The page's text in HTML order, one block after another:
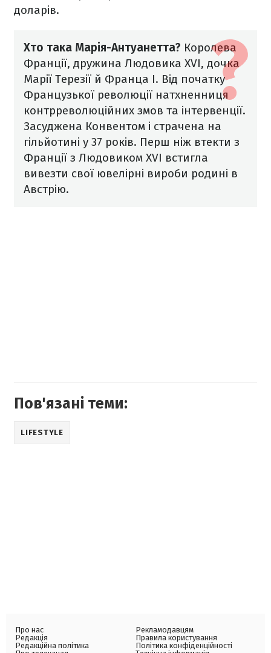
доларів.
Хто така Марія-Антуанетта? Королева
Франції, дружина Людовика XVI, дочка
Марії Терезії й Франца I. Від початку
Французької революції натхненниця
контрреволюційних змов та інтервенції.
Засуджена Конвентом і страчена на
гільйотині у 37 років. Перш ніж втекти з
Франції з Людовиком XVI встигла
вивезти свої ювелірні вироби родині в
Австрію.
Пов'язані теми:
LIFESTYLE
Про нас
Редакція
Редакційна політика
Рекламодавцям
Правила користування
Політика конфіденційності